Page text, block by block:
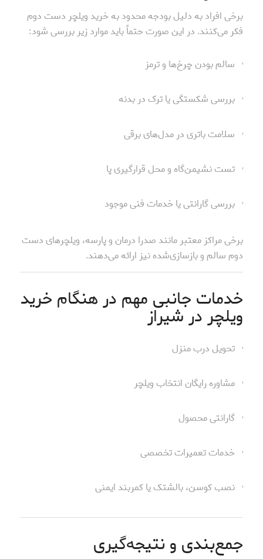
برخی افراد به دلیل بودجه محدود به خرید ویلچر دست دوم
فکر می‌کنند. در این صورت حتماً باید موارد زیر بررسی شود:
سالم بودن چرخ‌ها و ترمز
بررسی شکستگی یا ترک در بدنه
سلامت باتری در مدل‌های برقی
تست نشیمن‌گاه و محل قرارگیری پا
بررسی گارانتی یا خدمات فنی موجود
برخی مراکز معتبر مانند صدرا درمان و پارسه، ویلچرهای دست
دوم سالم و بازسازی‌شده نیز ارائه می‌دهند.
خدمات جانبی مهم در هنگام خرید
ویلچر در شیراز
تحویل درب منزل
مشاوره رایگان انتخاب ویلچر
گارانتی محصول
خدمات تعمیرات تخصصی
نصب کوسن، بالشتک یا کمربند ایمنی
جمع‌بندی و نتیجه‌گیری